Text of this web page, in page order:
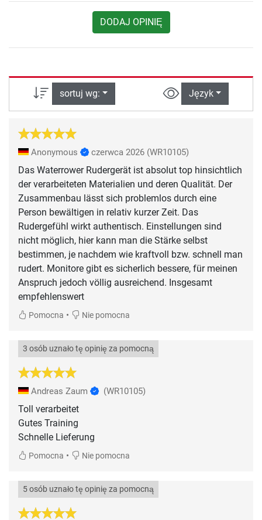
DODAJ OPINIĘ
sortuj wg: Język
Anonymous czerwca 2026 (WR10105)
Das Waterrower Rudergerät ist absolut top hinsichtlich
der verarbeiteten Materialien und deren Qualität. Der
Zusammenbau lässt sich problemlos durch eine
Person bewältigen in relativ kurzer Zeit. Das
Rudergefühl wirkt authentisch. Einstellungen sind
nicht möglich, hier kann man die Stärke selbst
bestimmen, je nachdem wie kraftvoll bzw. schnell man
rudert. Monitore gibt es sicherlich bessere, für meinen
Anspruch jedoch völlig ausreichend. Insgesamt
empfehlenswert
Pomocna • Nie pomocna
3 osób uznało tę opinię za pomocną
Andreas Zaum (WR10105)
Toll verarbeitet
Gutes Training
Schnelle Lieferung
Pomocna • Nie pomocna
5 osób uznało tę opinię za pomocną